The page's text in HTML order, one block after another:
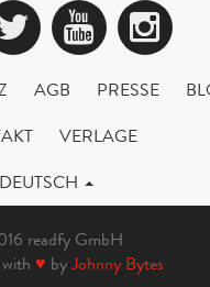
Twitter
AGB PRESSE
VERLAGE
DEUTSCH
readfy GmbH
♥ byJohnny Bytes